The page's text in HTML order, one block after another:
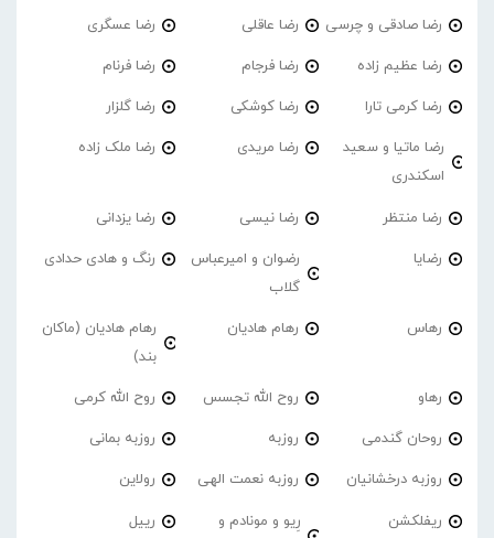
رضا صادقی و چرسی رضا عاقلی رضا عسگری
رضا عظیم زاده رضا فرجام رضا فرنام
رضا کرمی تارا رضا کوشکی رضا گلزار
رضا ماتیا و سعید
اسکندری
رضا مریدی رضا ملک زاده
رضا منتظر رضا نیسی رضا یزدانی
رضایا
رضوان و امیرعباس
گلاب
رنگ و هادی حدادی
رهاس رهام هادیان
رهام هادیان (ماکان
بند)
رهاو روح الله تجسس روح الله کرمی
روحان گندمی روزبه روزبه بمانی
روزبه درخشانیان روزبه نعمت الهی رولاین
ریفلکشن
رِیو و مونادم و
رییل